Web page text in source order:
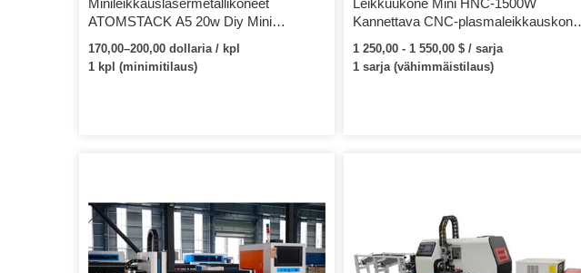
Minileikkauslasermetallikoneet
ATOMSTACK A5 20w Diy Mini
Metalli Kannettavat
laserkaiverruskoneet
170,00–200,00 dollaria / kpl
1 kpl (minimitilaus)
Leikkuukone Mini HNC-1500W
Kannettava CNC-plasmaleikkauskone
Mini Flame Cutter 2019 Design China
Huawei
1 250,00 - 1 550,00 $ / sarja
1 sarja (vähimmäistilaus)